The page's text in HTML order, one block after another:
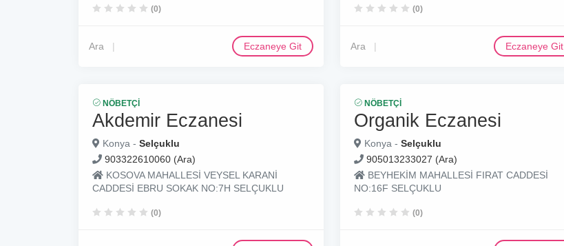
(0)
Ara Eczaneye Git
(0)
Ara Eczaneye Git
NÖBETÇI
Akdemir Eczanesi
Konya - Selçuklu
903322610060 (Ara)
KOSOVA MAHALLESİ VEYSEL KARANİ
CADDESİ EBRU SOKAK NO:7H SELÇUKLU
(0)
NÖBETÇI
Organik Eczanesi
Konya - Selçuklu
905013233027 (Ara)
BEYHEKİM MAHALLESİ FIRAT CADDESİ
NO:16F SELÇUKLU
(0)